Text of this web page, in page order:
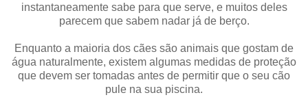
instantaneamente sabe para que serve, e muitos deles
parecem que sabem nadar já de berço.
Enquanto a maioria dos cães são animais que gostam de
água naturalmente, existem algumas medidas de proteção
que devem ser tomadas antes de permitir que o seu cão
pule na sua piscina.